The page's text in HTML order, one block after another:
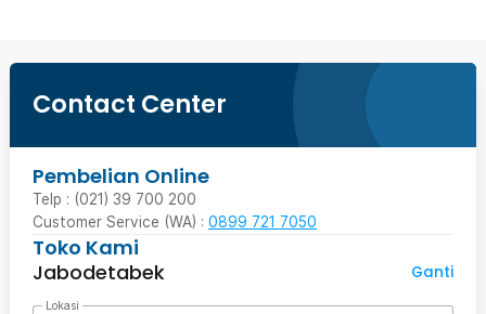
Contact Center
Pembelian Online
Telp : (021) 39 700 200
Customer Service (WA) : 0899 721 7050
Toko Kami
Jabodetabek
Ganti
Lokasi